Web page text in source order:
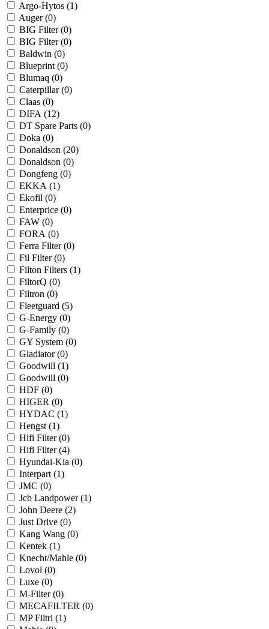
Argo-Hytos (1)
Auger (0)
BIG Filter (0)
BIG Filter (0)
Baldwin (0)
Blueprint (0)
Blumaq (0)
Caterpillar (0)
Claas (0)
DIFA (12)
DT Spare Parts (0)
Doka (0)
Donaldson (20)
Donaldson (0)
Dongfeng (0)
EKKA (1)
Ekofil (0)
Enterprice (0)
FAW (0)
FORA (0)
Ferra Filter (0)
Fil Filter (0)
Filton Filters (1)
FiltorQ (0)
Filtron (0)
Fleetguard (5)
G-Energy (0)
G-Family (0)
GY System (0)
Gladiator (0)
Goodwill (1)
Goodwill (0)
HDF (0)
HIGER (0)
HYDAC (1)
Hengst (1)
Hifi Filter (0)
Hifi Filter (4)
Hyundai-Kia (0)
Interpart (1)
JMC (0)
Jcb Landpower (1)
John Deere (2)
Just Drive (0)
Kang Wang (0)
Kentek (1)
Knecht/Mahle (0)
Lovol (0)
Luxe (0)
M-Filter (0)
MECAFILTER (0)
MP Filtri (1)